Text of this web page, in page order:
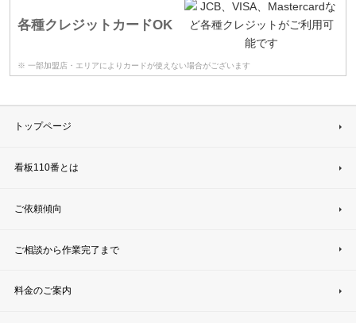
各種クレジットカードOK
※ 一部加盟店・エリアによりカードが使えない場合がございます
トップページ
看板110番とは
ご依頼傾向
ご相談から作業完了まで
料金のご案内